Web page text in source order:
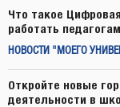
Что такое
работать
НОВОСТИ "МОЕГО
Откройте новые
деятельности в